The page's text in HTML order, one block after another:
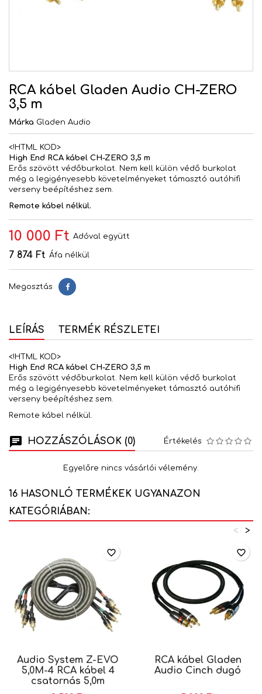
RCA kábel Gladen Audio CH-ZERO
3,5 m
Márka Gladen Audio
<!HTML KOD>
High End RCA kábel CH-ZERO 3,5 m
Erős szövött védőburkolat. Nem kell külön védő burkolat
még a legigényesebb követelményeket támasztó autóhifi
verseny beépítéshez sem.
Remote kábel nélkül.
10 000 Ft Adóval együtt
7 874 Ft Áfa nélkül
Megosztás Megosztás
LEÍRÁS TERMÉK RÉSZLETEI
<!HTML KOD>
High End RCA kábel CH-ZERO 3,5 m
Erős szövött védőburkolat. Nem kell külön védő burkolat
még a legigényesebb követelményeket támasztó autóhifi
verseny beépítéshez sem.
Remote kábel nélkül.
HOZZÁSZÓLÁSOK (0) Értékelés
Egyelőre nincs vásárlói vélemény.
16 HASONLÓ TERMÉKEK UGYANAZON
KATEGÓRIÁBAN:
>
<
Audio System Z-EVO
5,0M-4 RCA kábel 4
csatornás 5,0m
favorite_border
RCA kábel Gladen
Audio Cinch dugó
favorite_border